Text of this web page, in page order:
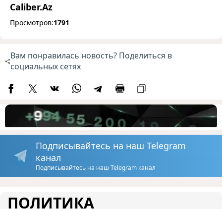
Caliber.Az
Просмотров:1791
Вам понравилась новость? Поделиться в
социальных сетях
Подписывайтесь на наш Telegram
канал
Подписывайтесь на наш Telegram канал
ПОЛИТИКА